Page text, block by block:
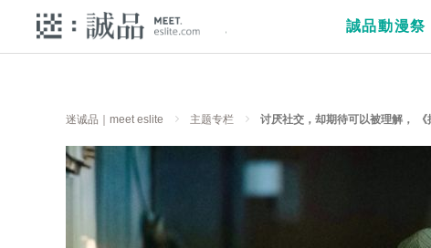
誠品動漫祭
迷诚品｜meet eslite 主题专栏 讨厌社交，却期待可以被理解，